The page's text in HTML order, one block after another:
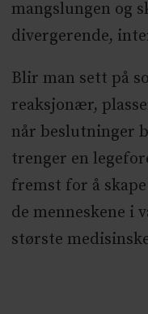
mangslungen og
divergerende,
Blir man sett på
reaksjonær,
når beslutninger
trenger en
fremst for å
de menneskene i
største